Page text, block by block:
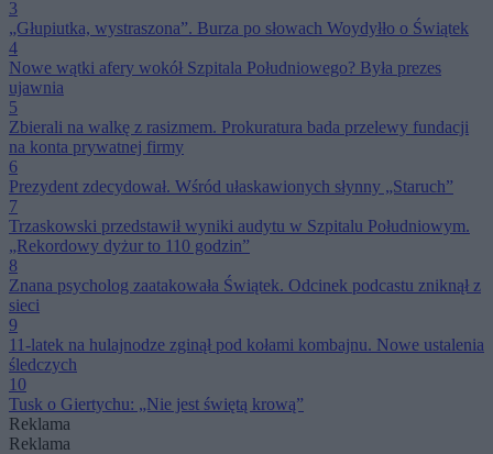
3
„Głupiutka, wystraszona”. Burza po słowach Woydyłło o Świątek
4
Nowe wątki afery wokół Szpitala Południowego? Była prezes
ujawnia
5
Zbierali na walkę z rasizmem. Prokuratura bada przelewy fundacji
na konta prywatnej firmy
6
Prezydent zdecydował. Wśród ułaskawionych słynny „Staruch”
7
Trzaskowski przedstawił wyniki audytu w Szpitalu Południowym.
„Rekordowy dyżur to 110 godzin”
8
Znana psycholog zaatakowała Świątek. Odcinek podcastu zniknął z
sieci
9
11-latek na hulajnodze zginął pod kołami kombajnu. Nowe ustalenia
śledczych
10
Tusk o Giertychu: „Nie jest świętą krową”
Reklama
Reklama